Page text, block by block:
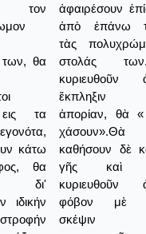
τον
των, θα
τα
κάτω
θα
δι'
ιδικήν
ἀφαιρέσουν
ἀπὸ ἐπάνω
τὰς
στολάς
κυριευθοῦν
ἔκπληξιν
ἀπορίαν, θὰ
χάσουν».Θὰ
καθήσουν δὲ
γῆς καὶ
κυριευθοῦν
φόβον μὲ
σκέψιν